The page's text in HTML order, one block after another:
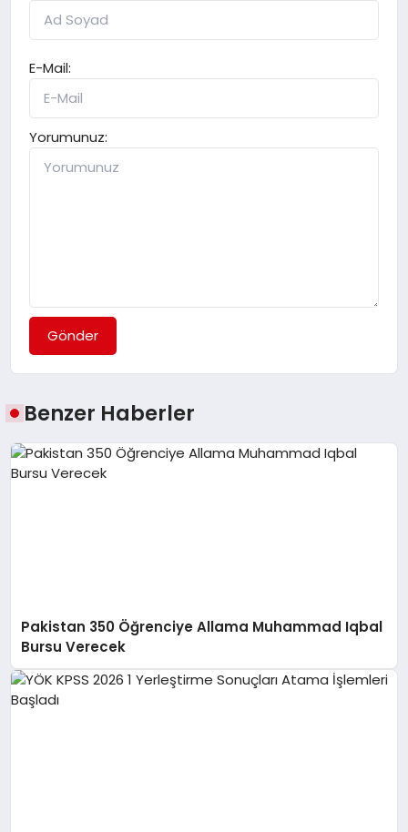
E-Mail:
Yorumunuz:
Gönder
Benzer Haberler
Pakistan 350 Öğrenciye Allama Muhammad Iqbal
Bursu Verecek